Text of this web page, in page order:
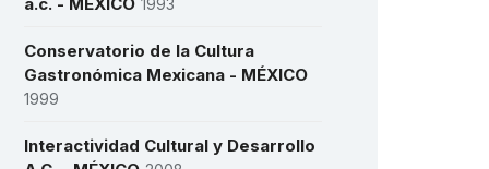
Conservatorio de la Cultura
Gastronómica Mexicana - MÉXICO
1999
Interactividad Cultural y Desarrollo